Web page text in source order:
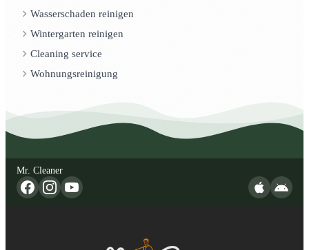
Wasserschaden reinigen
Wintergarten reinigen
Cleaning service
Wohnungsreinigung
Mr. Cleaner